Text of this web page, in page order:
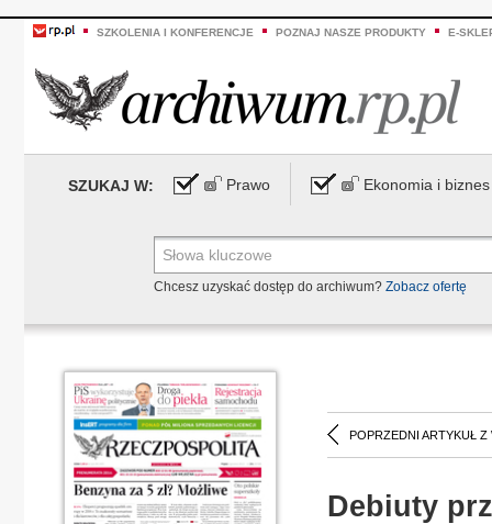
SZKOLENIA I KONFERENCJE POZNAJ NASZE PRODUKTY E-
SZUKAJ W: Prawo Ekonomia i biznes
Chcesz uzyskać dostęp do archiwum? Zobacz ofertę
POPRZEDNI ARTYKUŁ Z
Debiuty